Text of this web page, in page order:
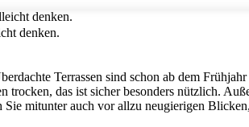
denken.
Terrassen sind schon ab dem
trocken, das ist sicher besonders nützlich.
mitunter auch vor allzu neugierigen